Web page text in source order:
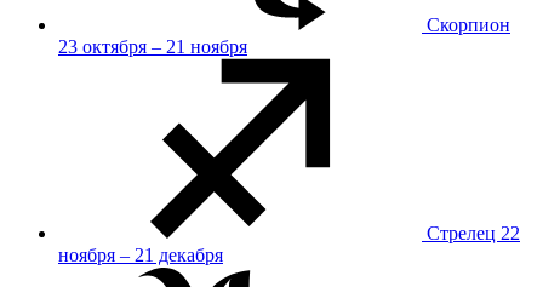
Скорпион
23 октября – 21 ноября
Стрелец 22
ноября – 21 декабря